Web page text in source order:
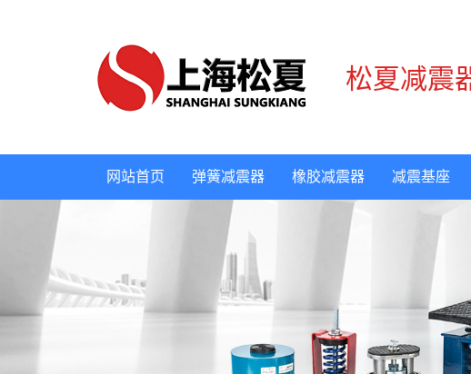
松夏减震
网站首页 弹簧减震器 橡胶减震器 减震基座